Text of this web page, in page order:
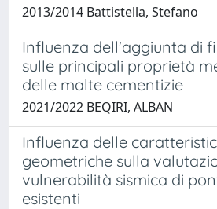
2013/2014 Battistella, Stefano
Influenza dell'aggiunta di
sulle principali proprietà
delle malte cementizie
2021/2022 BEQIRI, ALBAN
Influenza delle
geometriche sulla
vulnerabilità sismica di
esistenti